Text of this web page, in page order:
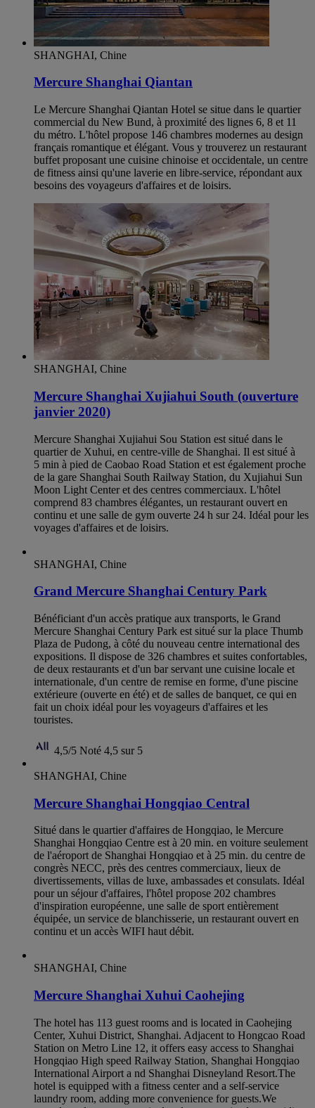
SHANGHAI, Chine
Mercure Shanghai Qiantan
Le Mercure Shanghai Qiantan Hotel se situe dans le quartier
commercial du New Bund, à proximité des lignes 6, 8 et 11
du métro. L'hôtel propose 146 chambres modernes au design
français romantique et élégant. Vous y trouverez un restaurant
buffet proposant une cuisine chinoise et occidentale, un centre
de fitness ainsi qu'une laverie en libre-service, répondant aux
besoins des voyageurs d'affaires et de loisirs.
SHANGHAI, Chine
Mercure Shanghai Xujiahui South (ouverture
janvier 2020)
Mercure Shanghai Xujiahui Sou Station est situé dans le
quartier de Xuhui, en centre-ville de Shanghai. Il est situé à
5 min à pied de Caobao Road Station et est également proche
de la gare Shanghai South Railway Station, du Xujiahui Sun
Moon Light Center et des centres commerciaux. L'hôtel
comprend 83 chambres élégantes, un restaurant ouvert en
continu et une salle de gym ouverte 24 h sur 24. Idéal pour les
voyages d'affaires et de loisirs.
SHANGHAI, Chine
Grand Mercure Shanghai Century Park
Bénéficiant d'un accès pratique aux transports, le Grand
Mercure Shanghai Century Park est situé sur la place Thumb
Plaza de Pudong, à côté du nouveau centre international des
expositions. Il dispose de 326 chambres et suites confortables,
de deux restaurants et d'un bar servant une cuisine locale et
internationale, d'un centre de remise en forme, d'une piscine
extérieure (ouverte en été) et de salles de banquet, ce qui en
fait un choix idéal pour les voyageurs d'affaires et les
touristes.
4,5/5 Noté 4,5 sur 5
SHANGHAI, Chine
Mercure Shanghai Hongqiao Central
Situé dans le quartier d'affaires de Hongqiao, le Mercure
Shanghai Hongqiao Centre est à 20 min. en voiture seulement
de l'aéroport de Shanghai Hongqiao et à 25 min. du centre de
congrès NECC, près des centres commerciaux, lieux de
divertissements, villas de luxe, ambassades et consulats. Idéal
pour un séjour d'affaires, l'hôtel propose 202 chambres
d'inspiration européenne, une salle de sport entièrement
équipée, un service de blanchisserie, un restaurant ouvert en
continu et un accès WIFI haut débit.
SHANGHAI, Chine
Mercure Shanghai Xuhui Caohejing
The hotel has 113 guest rooms and is located in Caohejing
Center, Xuhui District, Shanghai. Adjacent to Hongcao Road
Station on Metro Line 12, it offers easy access to Shanghai
Hongqiao High speed Railway Station, Shanghai Hongqiao
International Airport a nd Shanghai Disneyland Resort.The
hotel is equipped with a fitness center and a self-service
laundry room, adding more convenience for guests.We